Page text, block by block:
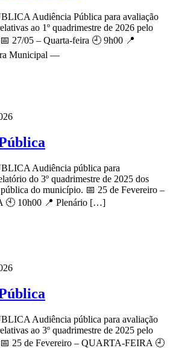
Audiência Pública para avaliação
ao 1º quadrimestre de 2026 pelo
27/05 – Quarta-feira 🕘 9h00 📍
Municipal —
Audiência pública para
do 3º quadrimestre de 2025 dos
pública do município. 📅 25 de Fevereiro –
🕙 10h00 📍 Plenário […]
Audiência pública para avaliação
ao 3º quadrimestre de 2025 pelo
25 de Fevereiro – QUARTA-FEIRA 🕘